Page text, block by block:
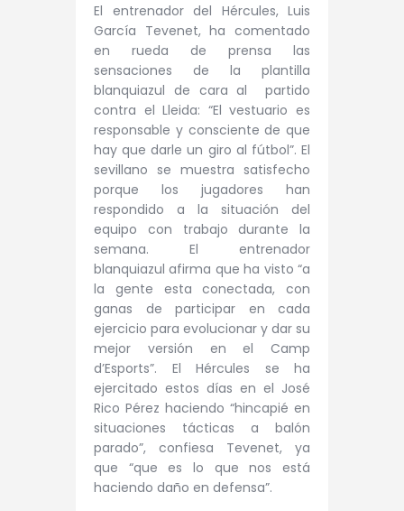
El entrenador del Hércules, Luis
García Tevenet, ha comentado
en rueda de prensa las
sensaciones de la plantilla
blanquiazul de cara al partido
contra el Lleida: “El vestuario es
responsable y consciente de que
hay que darle un giro al fútbol”. El
sevillano se muestra satisfecho
porque los jugadores han
respondido a la situación del
equipo con trabajo durante la
semana. El entrenador
blanquiazul afirma que ha visto “a
la gente esta conectada, con
ganas de participar en cada
ejercicio para evolucionar y dar su
mejor versión en el Camp
d’Esports”. El Hércules se ha
ejercitado estos días en el José
Rico Pérez haciendo “hincapié en
situaciones tácticas a balón
parado”, confiesa Tevenet, ya
que “que es lo que nos está
haciendo daño en defensa”.